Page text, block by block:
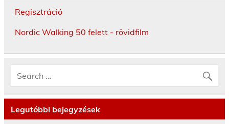
Regisztráció
Nordic Walking 50 felett - rövidfilm
Legutóbbi bejegyzések